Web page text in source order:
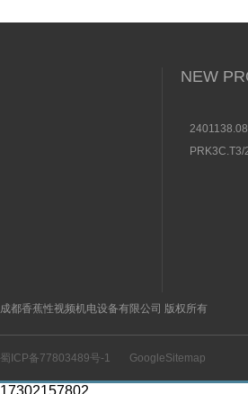
NEW
数据
成都香蕉性视频机电设备有限公司 版权所有
蜀ICP备77803489号-1 GoogleSitemap
17302157802